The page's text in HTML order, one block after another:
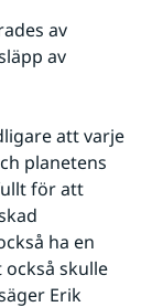
av
av
att varje
planetens
för att
ha en
skulle
Erik